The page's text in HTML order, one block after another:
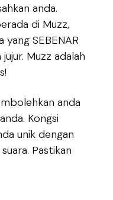
anda.
di Muzz,
SEBENAR
Muzz adalah
anda
Kongsi
unik dengan
Pastikan